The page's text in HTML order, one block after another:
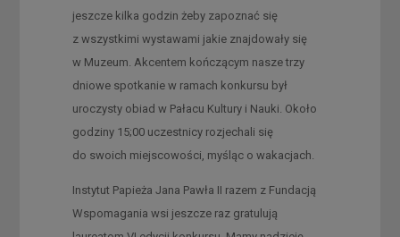
jeszcze kilka godzin żeby zapoznać się
z wszystkimi wystawami jakie znajdowały się
w Muzeum. Akcentem kończącym nasze trzy
dniowe spotkanie w ramach konkursu był
uroczysty obiad w Pałacu Kultury i Nauki. Około
godziny 15;00 uczestnicy rozjechali się
do swoich miejscowości, myśląc o wakacjach.
Instytut Papieża Jana Pawła II razem z Fundacją
Wspomagania wsi jeszcze raz gratulują